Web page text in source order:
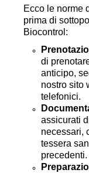
Ecco le norme
prima di
Biocontrol:
di
anticipo,
nostro sito
telefonici.
assicurati
necessari,
tessera
precedenti.